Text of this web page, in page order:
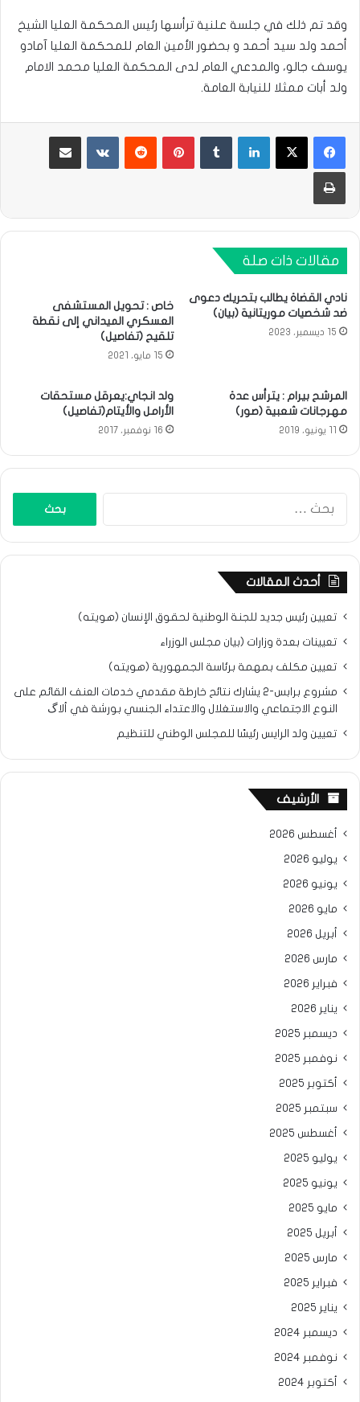
وقد تم ذلك في جلسة علنية ترأسها رئيس المحكمة العليا الشيخ
أحمد ولد سيد أحمد و بحضور الأمين العام للمحكمة العليا آمادو
يوسف جالو، والمدعي العام لدى المحكمة العليا محمد الامام
ولد أبات ممثلا للنيابة العامة.
لينكدإن بينتيريست مشاركة عبر البريد
طباعة
مقالات ذات صلة
نادي القضاة يطالب بتحريك دعوى
ضد شخصيات موريتانية (بيان)
15 ديسمبر، 2023
خاص : تحويل المستشفى
العسكري الميداني إلى نقطة
تلقيح (تفاصيل)
15 مايو، 2021
المرشح بيرام : يترأس عدة
مهرجانات شعبية (صور)
11 يونيو، 2019
ولد انجاي:يعرقل مستحقات
الأرامل والأيتام(تفاصيل)
16 نوفمبر، 2017
أحدث المقالات
تعيين رئيس جديد للجنة الوطنية لحقوق الإنسان (هويته)
تعيينات بعدة وزارات (بيان مجلس الوزراء
تعيين مكلف بمهمة برئاسة الجمهورية (هويته)
مشروع برابس-2 يشارك نتائح خارطة مقدمي خدمات العنف القائم على
النوع الاجتماعي والاستغلال والاعتداء الجنسي بورشة في ألاگ
تعيين ولد الرايس رئيسًا للمجلس الوطني للتنظيم
الأرشيف
أغسطس 2026
يوليو 2026
يونيو 2026
مايو 2026
أبريل 2026
مارس 2026
فبراير 2026
يناير 2026
ديسمبر 2025
نوفمبر 2025
أكتوبر 2025
سبتمبر 2025
أغسطس 2025
يوليو 2025
يونيو 2025
مايو 2025
أبريل 2025
مارس 2025
فبراير 2025
يناير 2025
ديسمبر 2024
نوفمبر 2024
أكتوبر 2024